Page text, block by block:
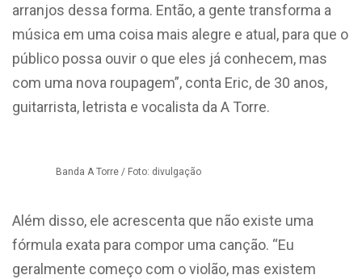
arranjos dessa forma. Então, a gente transforma a
música em uma coisa mais alegre e atual, para que o
público possa ouvir o que eles já conhecem, mas
com uma nova roupagem”, conta Eric, de 30 anos,
guitarrista, letrista e vocalista da A Torre.
Banda A Torre / Foto: divulgação
Além disso, ele acrescenta que não existe uma
fórmula exata para compor uma canção. “Eu
geralmente começo com o violão, mas existem